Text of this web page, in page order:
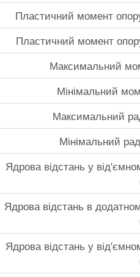
Пластичний момент
Пластичний момент
Максимальний
Мінімальний
Максимальний
Мінімальний
Ядрова відстань у
Ядрова відстань в
Ядрова відстань у